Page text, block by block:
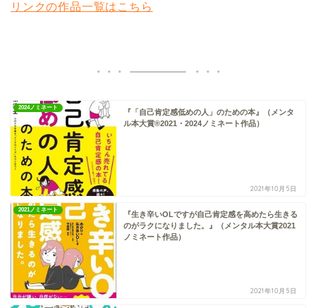
リンクの作品一覧はこちら
2024ノミネート
『「自己肯定感低めの人」のための本』（メンタ
ル本大賞®2021・2024ノミネート作品）
2021年10月5日
2021ノミネート
『生き辛いOLですが自己肯定感を高めたら生きる
のがラクになりました。』（メンタル本大賞2021
ノミネート作品）
2021年10月5日